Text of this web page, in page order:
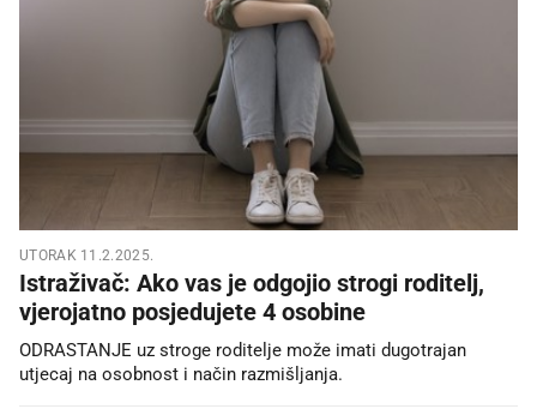
UTORAK 11.2.2025.
Istraživač: Ako vas je odgojio strogi roditelj,
vjerojatno posjedujete 4 osobine
ODRASTANJE uz stroge roditelje može imati dugotrajan
utjecaj na osobnost i način razmišljanja.